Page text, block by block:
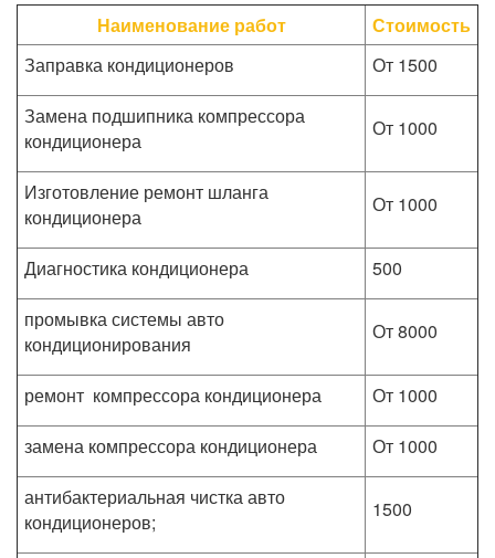
Наименование работ
Стоимость
Заправка кондиционеров
От 1500
Замена подшипника компрессора
кондиционера
От 1000
Изготовление ремонт шланга
кондиционера
От 1000
Диагностика кондиционера
500
промывка системы авто
кондиционирования
От 8000
ремонт компрессора кондиционера
От 1000
замена компрессора кондиционера
От 1000
антибактериальная чистка авто
кондиционеров;
1500